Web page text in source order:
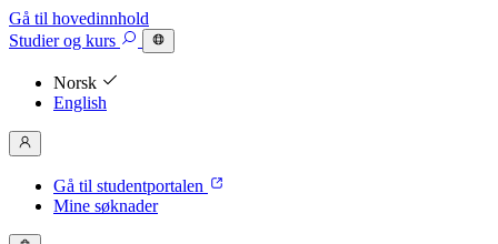
Gå til hovedinnhold
Studierog kurs
Norsk
English
Gå til studentportalen
Mine søknader